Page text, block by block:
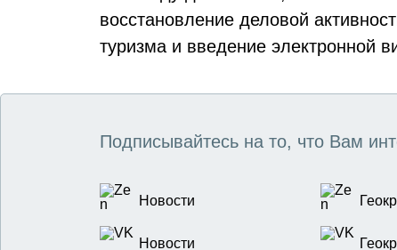
восстановление деловой
туризма и введение электронной
Подписывайтесь на то, что Вам
Новости
Новости